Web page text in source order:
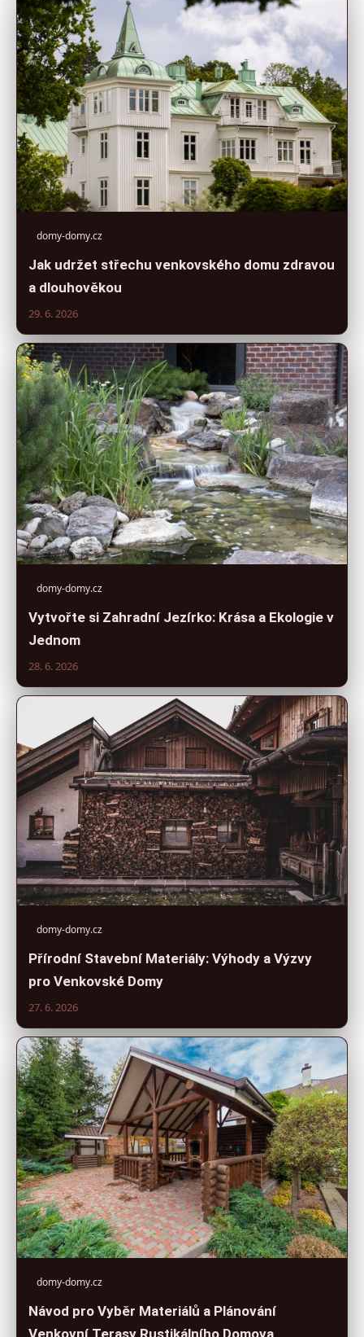
domy-domy.cz
Jak udržet střechu venkovského domu zdravou
a dlouhověkou
29. 6. 2026
domy-domy.cz
Vytvořte si Zahradní Jezírko: Krása a Ekologie v
Jednom
28. 6. 2026
domy-domy.cz
Přírodní Stavební Materiály: Výhody a Výzvy
pro Venkovské Domy
27. 6. 2026
domy-domy.cz
Návod pro Vyběr Materiálů a Plánování